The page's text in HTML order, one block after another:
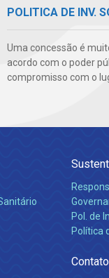
POLITICA DE INV.
Uma concessão é
acordo com o poder
compromisso com o
Pol. de
Política
Contato